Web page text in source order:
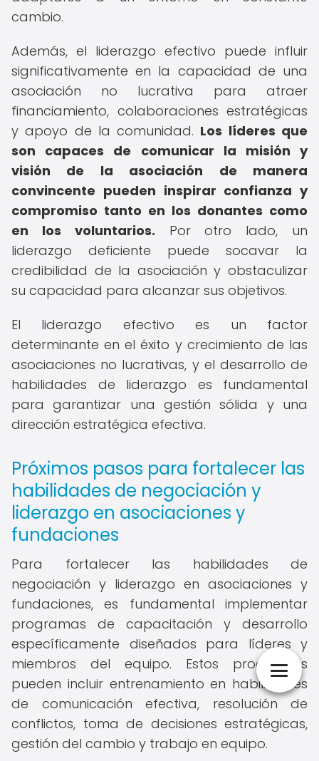
cambio.
Además, el liderazgo efectivo puede influir
significativamente en la capacidad de una
asociación no lucrativa para atraer
financiamiento, colaboraciones estratégicas
y apoyo de la comunidad. Los líderes que
son capaces de comunicar la misión y
visión de la asociación de manera
convincente pueden inspirar confianza y
compromiso tanto en los donantes como
en los voluntarios. Por otro lado, un
liderazgo deficiente puede socavar la
credibilidad de la asociación y obstaculizar
su capacidad para alcanzar sus objetivos.
El liderazgo efectivo es un factor
determinante en el éxito y crecimiento de las
asociaciones no lucrativas, y el desarrollo de
habilidades de liderazgo es fundamental
para garantizar una gestión sólida y una
dirección estratégica efectiva.
Próximos pasos para fortalecer las
habilidades de negociación y
liderazgo en asociaciones y
fundaciones
Para fortalecer las habilidades de
negociación y liderazgo en asociaciones y
fundaciones, es fundamental implementar
programas de capacitación y desarrollo
específicamente diseñados para líderes y
miembros del equipo. Estos programas
pueden incluir entrenamiento en habilidades
de comunicación efectiva, resolución de
conflictos, toma de decisiones estratégicas,
gestión del cambio y trabajo en equipo.